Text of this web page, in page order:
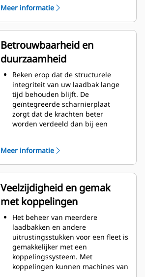
materiaalstroom in de laadbak. De
extra ruimte voor de hiel zorgt
ervoor dat de bodem van de
laadbak niet blijft slepen,
waardoor de onderhoudskosten
worden verminderd.
Het brandstofverbruik is het
hoogst tijdens het graven. Cat
laadbakken zijn ontworpen om
snel door materiaal te snijden en
de algehele operationele
efficiëntie van uw machine te
verbeteren.
tijd. De vorm van de laadbak en de
Meer informatie
Betrouwbaarheid en
duurzaamheid
Reken erop dat de structurele
integriteit van uw laadbak lange
tijd behouden blijft. De
geïntegreerde scharnierplaat
zorgt dat de krachten beter
worden verdeeld dan bij een
van schuurbestendig staal met
hoge sterkte, vooral bij
componenten die blootstaan aan
overmatige slijtage.
Bescherm de belangrijkste
gedeelten van uw laadbak die het
meest blootstaan aan slijtage met
Cat®graafgereedschap (GET:
Ground Engaging Tools).
Zijbeschermers en kantmessen
helpen de delen van de laadbak
die het meest in contact komen
met materialen te beschermen.
Meer informatie
Veelzijdigheid en gemak
met koppelingen
Het beheer van meerdere
laadbakken en andere
uitrustingsstukken voor een fleet is
gemakkelijker met een
koppelingssysteem. Met
koppelingen kunnen machines van